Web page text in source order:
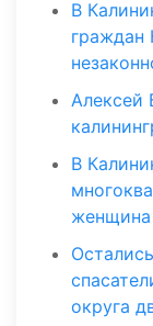
В
граждан
Алексей
В
женщина
округа